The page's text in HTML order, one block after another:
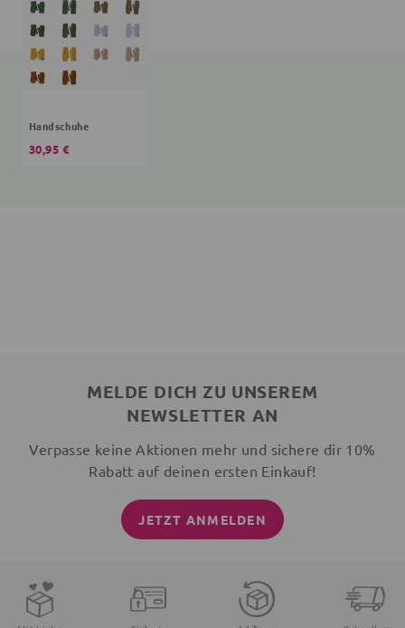
Handschuhe
30,95 €
MELDE DICH ZU UNSEREM
NEWSLETTER AN
Verpasse keine Aktionen mehr und sichere dir 10%
Rabatt auf deinen ersten Einkauf!
JETZT ANMELDEN